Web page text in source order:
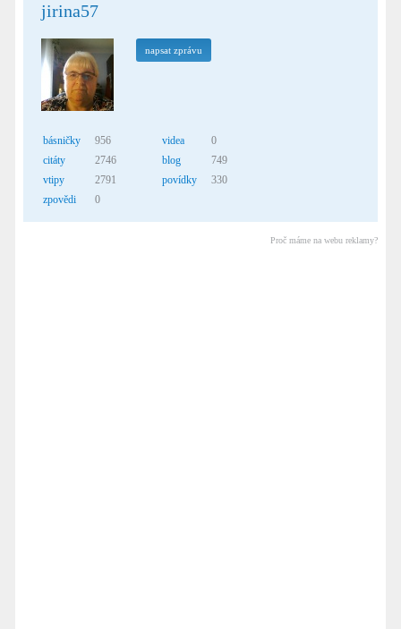
jirina57
napsat zprávu
básničky
956
citáty
2746
vtipy
2791
zpovědi
0
videa
0
blog
749
povídky
330
Proč máme na webu reklamy?